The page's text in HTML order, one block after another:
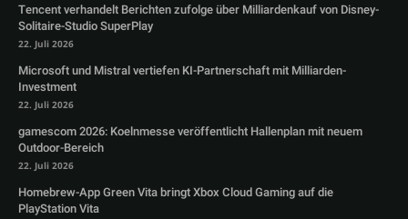
Tencent verhandelt Berichten zufolge über Milliardenkauf von Disney-
Solitaire-Studio SuperPlay
22. Juli 2026
Microsoft und Mistral vertiefen KI-Partnerschaft mit Milliarden-
Investment
22. Juli 2026
gamescom 2026: Koelnmesse veröffentlicht Hallenplan mit neuem
Outdoor-Bereich
22. Juli 2026
Homebrew-App Green Vita bringt Xbox Cloud Gaming auf die
PlayStation Vita